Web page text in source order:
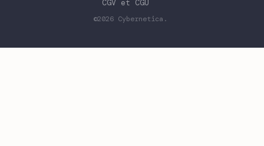
CGV et CGU
©2026 Cybernetica .